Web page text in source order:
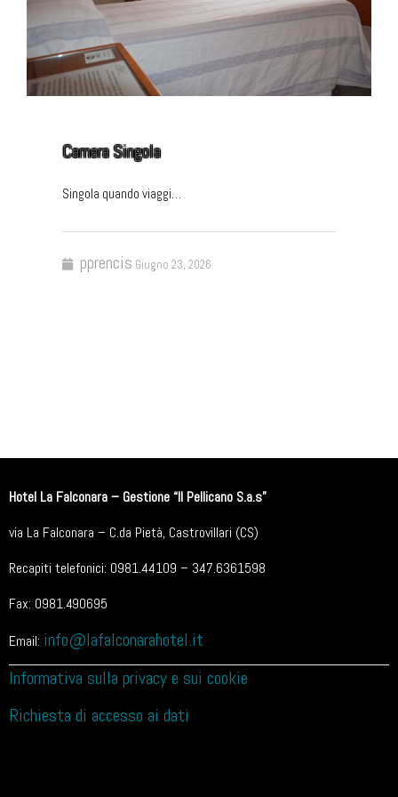
Camera Singola
Singola quando viaggi…
pprencis Giugno 23, 2026
Hotel La Falconara – Gestione “Il Pellicano S.a.s”
via La Falconara – C.da Pietà, Castrovillari (CS)
Recapiti telefonici: 0981.44109 – 347.6361598
Fax: 0981.490695
Email: info@lafalconarahotel.it
Informativa sulla privacy e sui cookie
Richiesta di accesso ai dati